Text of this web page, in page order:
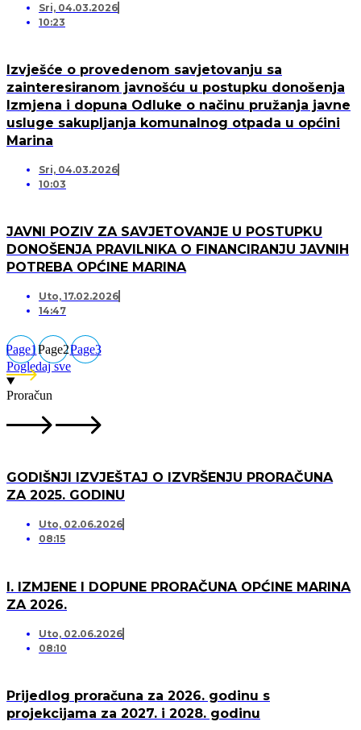
Sri, 04.03.2026
10:23
Izvješće o provedenom savjetovanju sa
zainteresiranom javnošću u postupku donošenja
Izmjena i dopuna Odluke o načinu pružanja javne
usluge sakupljanja komunalnog otpada u općini
Marina
Sri, 04.03.2026
10:03
JAVNI POZIV ZA SAVJETOVANJE U POSTUPKU
DONOŠENJA PRAVILNIKA O FINANCIRANJU JAVNIH
POTREBA OPĆINE MARINA
Uto, 17.02.2026
14:47
Page1Page2Page3
Pogledaj sve
Proračun
GODIŠNJI IZVJEŠTAJ O IZVRŠENJU PRORAČUNA
ZA 2025. GODINU
Uto, 02.06.2026
08:15
I. IZMJENE I DOPUNE PRORAČUNA OPĆINE MARINA
ZA 2026.
Uto, 02.06.2026
08:10
Prijedlog proračuna za 2026. godinu s
projekcijama za 2027. i 2028. godinu